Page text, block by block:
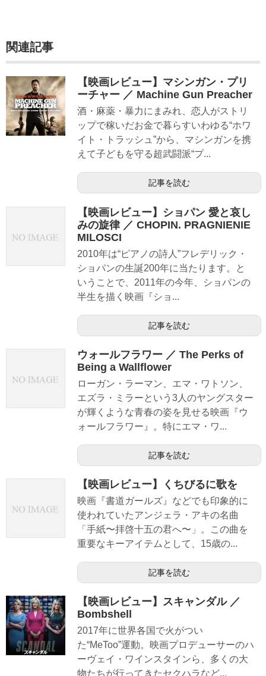
関連記事
【映画レビュー】マシンガン・プリ
ーチャー ／ Machine Gun Preacher
酒・麻薬・暴力にまみれ、恋人がストリ
ップで稼いだお金で暮らすいわゆる“ホワ
イト・トラッシュ”から、マシンガンを携
えて子どもを守る超武闘派“プ...
記事を読む
【映画レビュー】ショパン 愛と哀し
みの旋律 ／ CHOPIN. PRAGNIENIE
MILOSCI
2010年は“ピアノの詩人”フレデリック・
ショパンの生誕200年に当たります。と
いうことで、2011年の今年、ショパンの
半生を描く映画『ショ...
記事を読む
ウォールフラワー ／ The Perks of
Being a Wallflower
ローガン・ラーマン、エマ・ワトソン、
エズラ・ミラーという3人のヤングスター
が輝くような青春の姿を見せる映画『ウ
ォールフラワー』。特にエマ・ワ...
記事を読む
【映画レビュー】くちびるに歌を
映画『書道ガールズ』などでも印象的に
使われていたアンジェラ・アキの名曲
「手紙〜拝啓十五の君へ〜」。この曲を
重要なキーアイテムとして、15歳の...
記事を読む
【映画レビュー】スキャンダル ／
Bombshell
2017年に世界各国で火がつい
た“MeToo”運動。映画プロデューサーのハ
ーヴェイ・ワインスタインら、多くの大
物たちが行ってきたセクハラなど...